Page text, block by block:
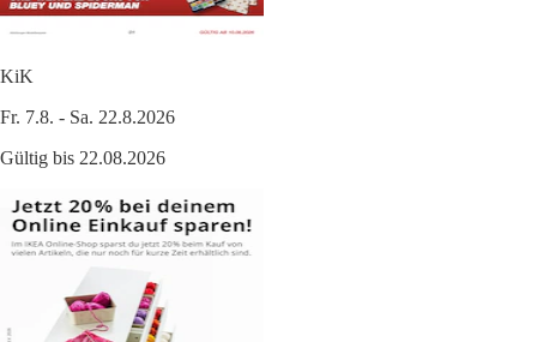
KiK
Fr. 7.8. - Sa. 22.8.2026
Gültig bis 22.08.2026